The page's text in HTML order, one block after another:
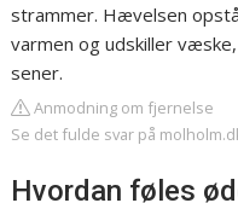
strammer. Hævelsen
varmen og udskiller
sener.
Anmodning om fjernelse
Se det fulde svar på
Hvordan føles